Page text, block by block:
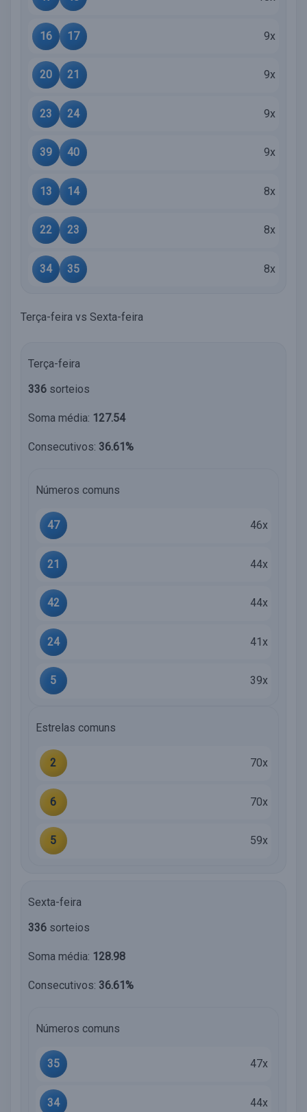
16 17 9x
20 21 9x
23 24 9x
39 40 9x
13 14 8x
22 23 8x
34 35 8x
Terça-feira vs Sexta-feira
Terça-feira
336 sorteios
Soma média: 127.54
Consecutivos: 36.61%
Números comuns
47 46x
21 44x
42 44x
24 41x
5 39x
Estrelas comuns
2 70x
6 70x
5 59x
Sexta-feira
336 sorteios
Soma média: 128.98
Consecutivos: 36.61%
Números comuns
35 47x
34 44x